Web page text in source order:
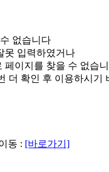
없습니다
못 입력하였거나
페이지를 찾을 수 없습
더 확인 후 이용하시기
동 : [바로가기]